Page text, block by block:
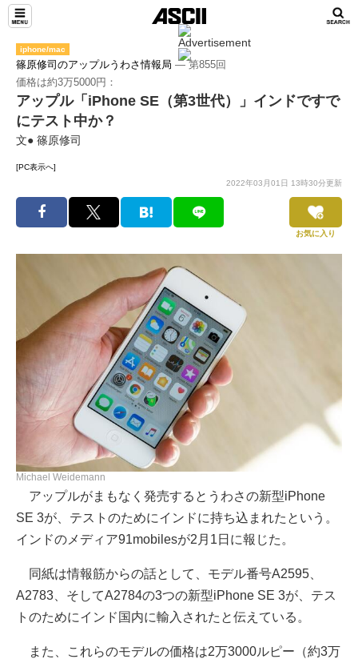
iphone/mac
篠原修司のアップルうわさ情報局 ― 第855回
価格は約3万5000円：
アップル「iPhone SE（第3世代）」インドですで
にテスト中か？
文● 篠原修司
[PC表示へ]
2022年03月01日 13時30分更新
お気に入り
Michael Weidemann
アップルがまもなく発売するとうわさの新型iPhone
SE 3が、テストのためにインドに持ち込まれたという。
インドのメディア91mobilesが2月1日に報じた。
同紙は情報筋からの話として、モデル番号A2595、
A2783、そしてA2784の3つの新型iPhone SE 3が、テス
トのためにインド国内に輸入されたと伝えている。
また、これらのモデルの価格は2万3000ルピー（約3万